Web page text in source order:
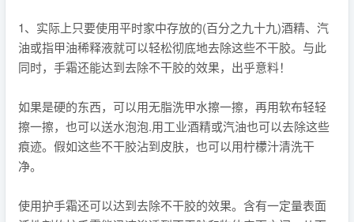
1、实际上只要使用平时家中存放的(百分之九十九)酒精、汽
油或指甲油稀释液就可以轻松彻底地去除这些不干胶。与此
同时，手霜还能达到去除不干胶的效果，出乎意料！
如果是硬的东西，可以用无脂洗甲水擦一擦，再用软布轻轻
擦一擦，也可以送水泡泡.用工业酒精或汽油也可以去除这些
痕迹。假如这些不干胶沾到皮肤，也可以用柠檬汁清洗干
净。
使用护手霜还可以达到去除不干胶的效果。含有一定量表面